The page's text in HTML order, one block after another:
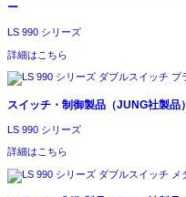
ー
LS 990 シリーズ
詳細はこちら
スイッチ・制御製品（JUNG社製品）
LS 990 シリーズ
詳細はこちら